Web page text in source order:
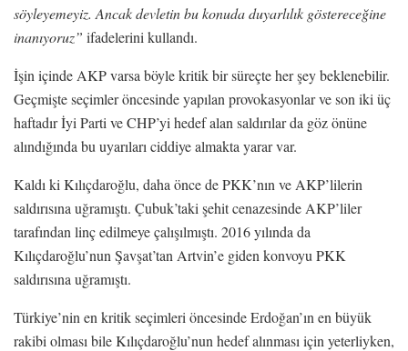
söyleyemeyiz. Ancak devletin bu konuda duyarlılık göstereceğine
inanıyoruz” ifadelerini kullandı.
İşin içinde AKP varsa böyle kritik bir süreçte her şey beklenebilir.
Geçmişte seçimler öncesinde yapılan provokasyonlar ve son iki üç
haftadır İyi Parti ve CHP’yi hedef alan saldırılar da göz önüne
alındığında bu uyarıları ciddiye almakta yarar var.
Kaldı ki Kılıçdaroğlu, daha önce de PKK’nın ve AKP’lilerin
saldırısına uğramıştı. Çubuk’taki şehit cenazesinde AKP’liler
tarafından linç edilmeye çalışılmıştı. 2016 yılında da
Kılıçdaroğlu’nun Şavşat’tan Artvin’e giden konvoyu PKK
saldırısına uğramıştı.
Türkiye’nin en kritik seçimleri öncesinde Erdoğan’ın en büyük
rakibi olması bile Kılıçdaroğlu’nun hedef alınması için yeterliyken,